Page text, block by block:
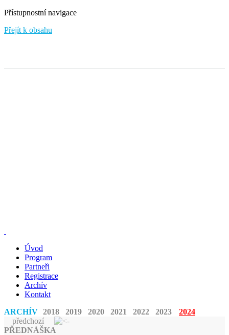
Přístupnostní navigace
Přejít k obsahu
Úvod
Program
Partneři
Registrace
Archív
Kontakt
ARCHÍV 2018 2019 2020 2021 2022 2023
2024
předchozí
PŘEDNÁŠKA